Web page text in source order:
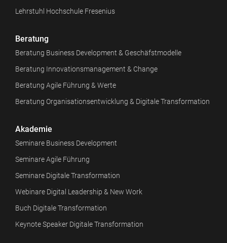
Lehrstuhl Hochschule Fresenius
Beratung
Beratung Business Development & Geschäfstmodelle
Beratung Innovationsmanagement & Change
Beratung Agile Führung & Werte
Beratung Organisationsentwicklung & Digitale Transformation
Akademie
Seminare Business Development
Seminare Agile Führung
Seminare Digitale Transformation
Webinare Digital Leadership & New Work
Buch Digitale Transformation
Keynote Speaker Digitale Transformation